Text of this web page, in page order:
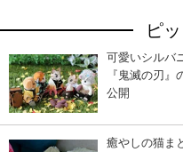
ピ
可愛いシルバ
『鬼滅の刃
公開
癒やしの猫ま